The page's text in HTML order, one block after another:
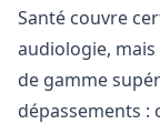
Santé couvre
audiologie,
de gamme
dépassements :